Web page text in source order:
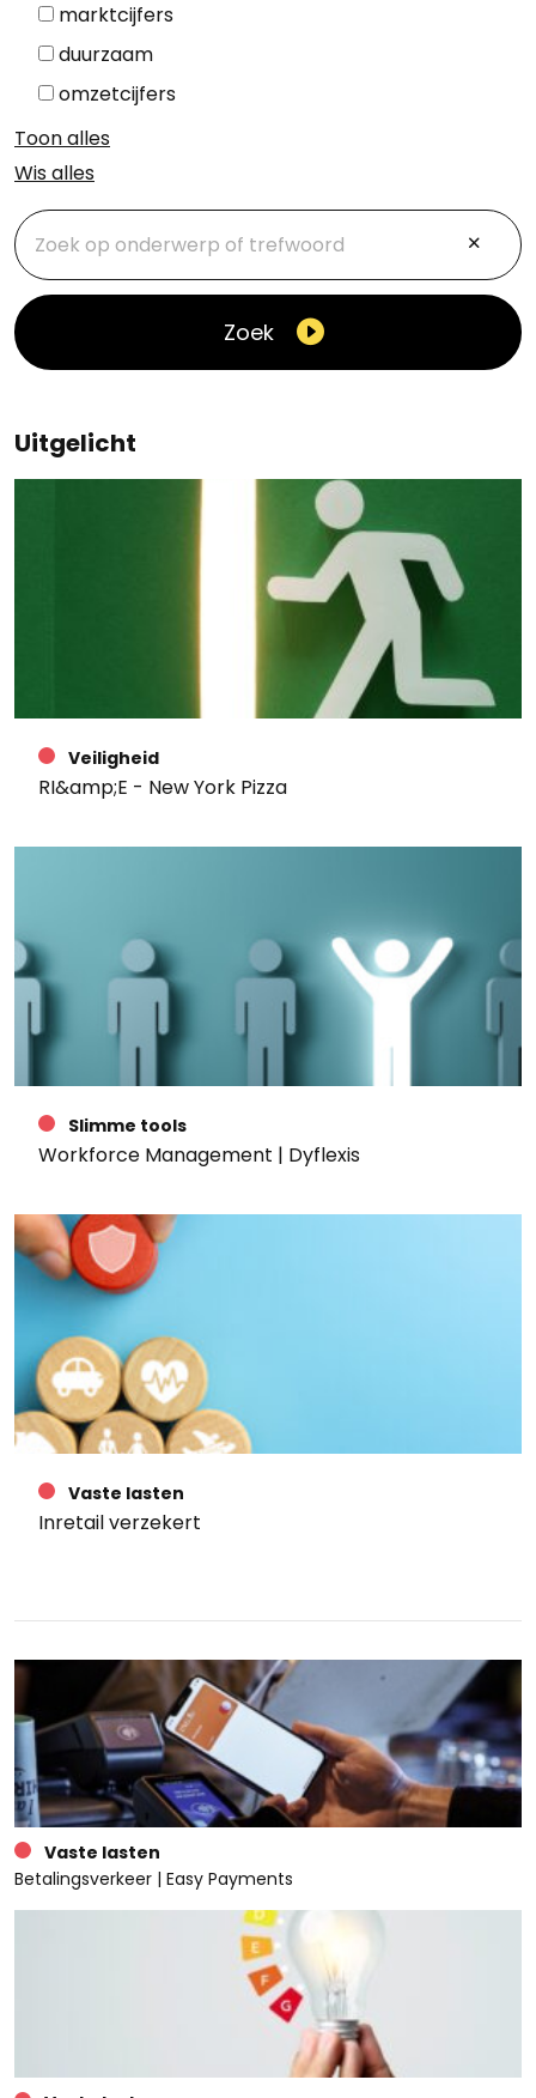
marktcijfers
duurzaam
omzetcijfers
Toon alles
Wis alles
Zoek
Uitgelicht
Veiligheid
RI&amp;E - New York Pizza
Slimme tools
Workforce Management | Dyflexis
Vaste lasten
Inretail verzekert
Vaste lasten
Betalingsverkeer | Easy Payments